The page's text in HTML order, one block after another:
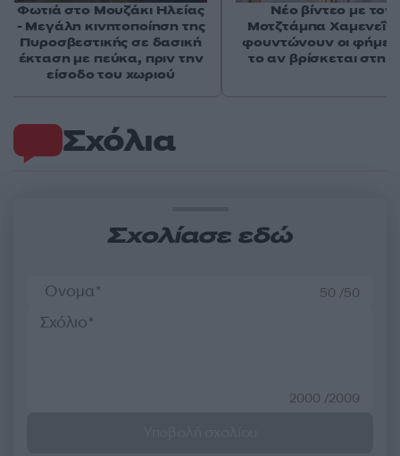
Σχόλια
Σχολίασε εδώ
50 /50
2000 /2000
Φωτιά στο Μουζάκι Ηλείας
- Μεγάλη κινητοποίηση της
Πυροσβεστικής σε δασική
έκταση με πεύκα, πριν την
είσοδο του χωριού
Νέο βίντεο με τον
Μοτζτάμπα Χαμενεΐ
φουντώνουν οι φήμες
το αν βρίσκεται στη